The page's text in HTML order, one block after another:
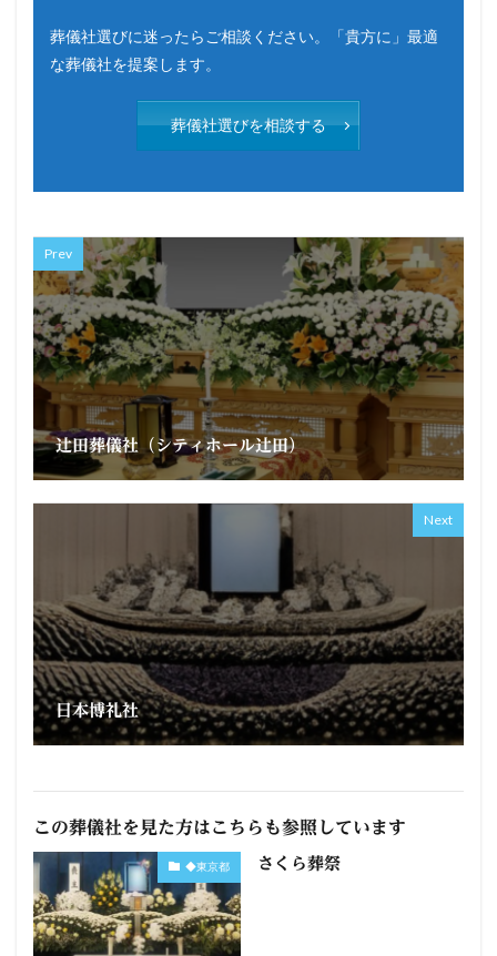
葬儀社選びに迷ったらご相談ください。「貴方に」最適
な葬儀社を提案します。
葬儀社選びを相談する
Prev
辻田葬儀社（シティホール辻田）
Next
日本博礼社
この葬儀社を見た方はこちらも参照しています
◆東京都 さくら葬祭